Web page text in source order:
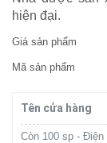
hiện đại.
Giá sản phẩm
Mã sản phẩm
Tên cửa hàng
Còn 100 sp -